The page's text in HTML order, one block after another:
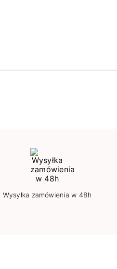
Wysyłka zamówienia w 48h